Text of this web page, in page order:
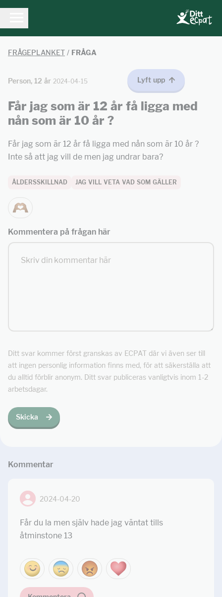
FRÅGEPLANKET / FRÅGA
Person, 12 år 2024-04-15 Lyft upp
Får jag som är 12 år få ligga med
nån som är 10 år ?
Får jag som är 12 år få ligga med nån som är 10 år ?
Inte så att jag vill de men jag undrar bara?
ÅLDERSSKILLNAD JAG VILL VETA VAD SOM GÄLLER
Kommentera på frågan här
Ditt svar kommer först granskas av ECPAT där vi även ser till
att ingen personlig information finns med, för att säkerställa att
du alltid förblir anonym. Ditt svar publiceras vanligtvis inom 1-2
arbetsdagar.
Skicka
Kommentar
2024-04-20
Får du la men själv hade jag väntat tills
åtminstone 13